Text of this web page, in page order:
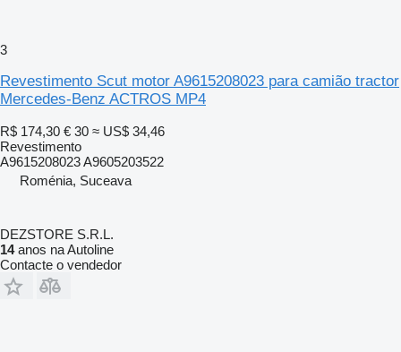
3
Revestimento Scut motor A9615208023 para camião tractor
Mercedes-Benz ACTROS MP4
R$ 174,30 € 30 ≈ US$ 34,46
Revestimento
A9615208023 A9605203522
Roménia, Suceava
DEZSTORE S.R.L.
14anos na Autoline
Contacte o vendedor